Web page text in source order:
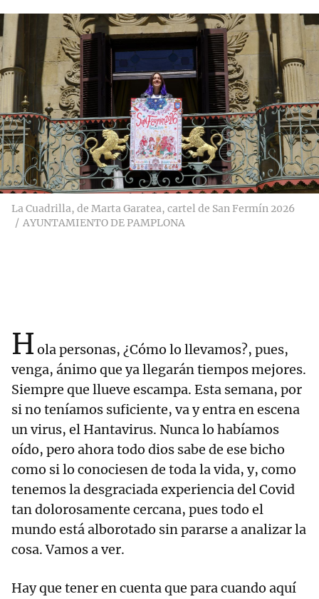
La Cuadrilla, de Marta Garatea, cartel de San Fermín 2026
AYUNTAMIENTO DE PAMPLONA
H ola personas, ¿Cómo lo llevamos?, pues,
venga, ánimo que ya llegarán tiempos mejores.
Siempre que llueve escampa. Esta semana, por
si no teníamos suficiente, va y entra en escena
un virus, el Hantavirus. Nunca lo habíamos
oído, pero ahora todo dios sabe de ese bicho
como si lo conociesen de toda la vida, y, como
tenemos la desgraciada experiencia del Covid
tan dolorosamente cercana, pues todo el
mundo está alborotado sin pararse a analizar la
cosa. Vamos a ver.
Hay que tener en cuenta que para cuando aquí